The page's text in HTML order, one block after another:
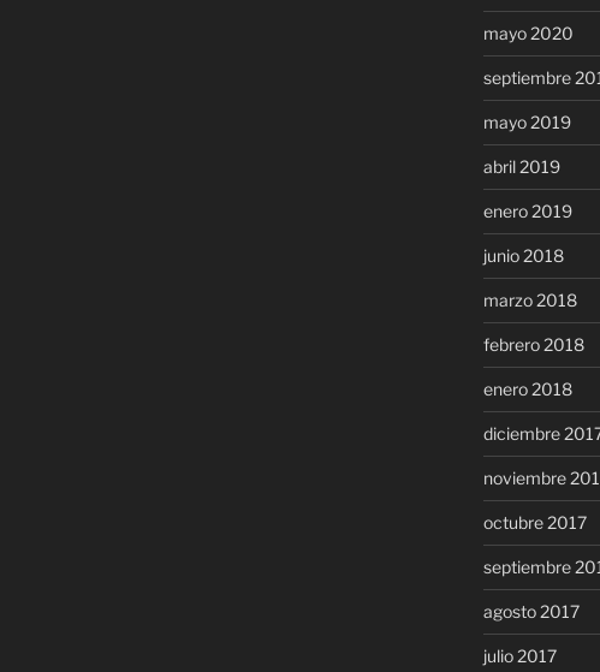
mayo 2020
septiembre
mayo 2019
abril 2019
enero 2019
junio 2018
marzo 2018
febrero 2018
enero 2018
diciembre
noviembre
octubre 2017
septiembre
agosto 2017
julio 2017